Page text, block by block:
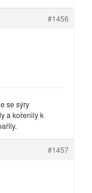
#1456
se sýry
a kořenily k
#1457